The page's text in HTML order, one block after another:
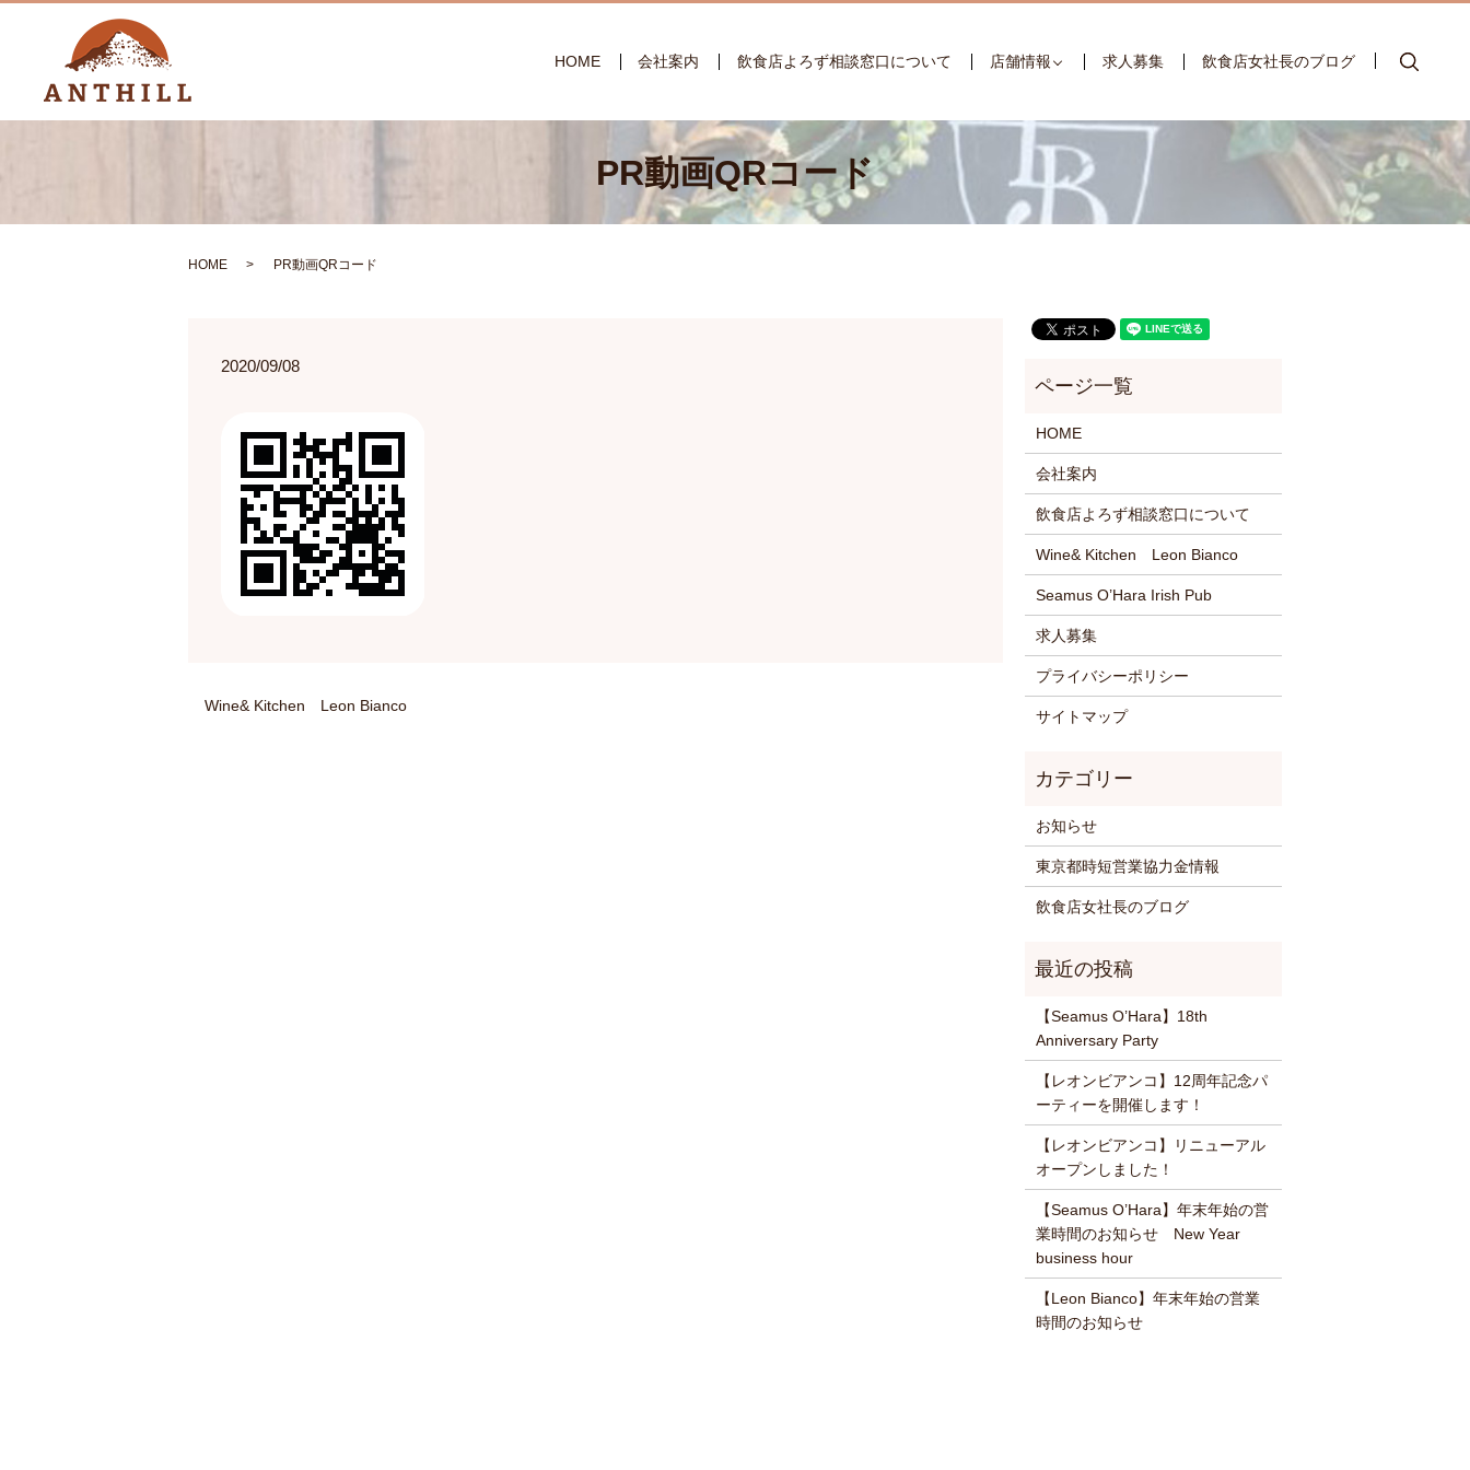
HOME 会社案内 飲食店よろず相談窓口について 店舗情報 求人募集 飲食店女社長のブログ
PR動画QRコード
HOME PR動画QRコード
2020/09/08
Wine& Kitchen Leon Bianco
HOME
会社案内
飲食店よろず相談窓口について
Wine& Kitchen Leon Bianco
Seamus O’Hara Irish Pub
求人募集
プライバシーポリシー
サイトマップ
お知らせ
東京都時短営業協力金情報
飲食店女社長のブログ
【Seamus O’Hara】18th
Anniversary Party
【レオンビアンコ】12周年記念パ
ーティーを開催します！
【レオンビアンコ】リニューアル
オープンしました！
【Seamus O’Hara】年末年始の営
業時間のお知らせ New Year
business hour
【Leon Bianco】年末年始の営業
時間のお知らせ